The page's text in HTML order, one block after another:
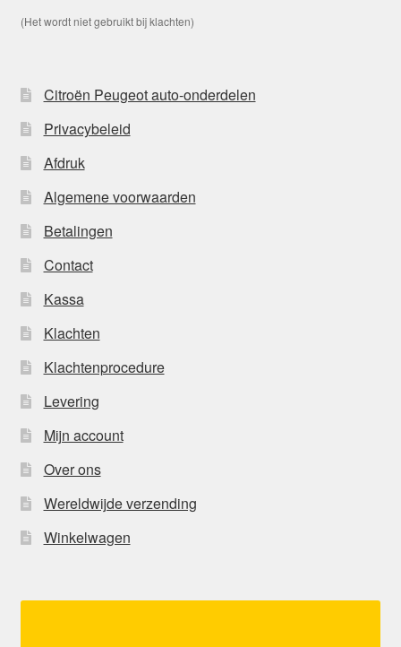
(Het wordt niet gebruikt bij klachten)
Citroën Peugeot auto-onderdelen
Privacybeleid
Afdruk
Algemene voorwaarden
Betalingen
Contact
Kassa
Klachten
Klachtenprocedure
Levering
Mijn account
Over ons
Wereldwijde verzending
Winkelwagen